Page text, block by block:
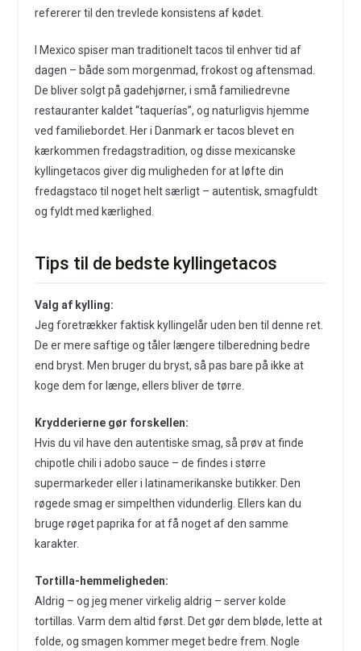
refererer til den trevlede konsistens af kødet.
I Mexico spiser man traditionelt tacos til enhver tid af
dagen – både som morgenmad, frokost og aftensmad.
De bliver solgt på gadehjørner, i små familiedrevne
restauranter kaldet “taquerías”, og naturligvis hjemme
ved familiebordet. Her i Danmark er tacos blevet en
kærkommen fredagstradition, og disse mexicanske
kyllingetacos giver dig muligheden for at løfte din
fredagstaco til noget helt særligt – autentisk, smagfuldt
og fyldt med kærlighed.
Tips til de bedste kyllingetacos
Valg af kylling:
Jeg foretrækker faktisk kyllingelår uden ben til denne ret.
De er mere saftige og tåler længere tilberedning bedre
end bryst. Men bruger du bryst, så pas bare på ikke at
koge dem for længe, ellers bliver de tørre.
Krydderierne gør forskellen:
Hvis du vil have den autentiske smag, så prøv at finde
chipotle chili i adobo sauce – de findes i større
supermarkeder eller i latinamerikanske butikker. Den
røgede smag er simpelthen vidunderlig. Ellers kan du
bruge røget paprika for at få noget af den samme
karakter.
Tortilla-hemmeligheden:
Aldrig – og jeg mener virkelig aldrig – server kolde
tortillas. Varm dem altid først. Det gør dem bløde, lette at
folde, og smagen kommer meget bedre frem. Nogle